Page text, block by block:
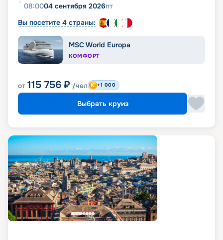
08:0004 сентября 2026пт
Вы посетите 4 страны:
MSC World Europa
КОМФОРТ
от 115 756 ₽ /чел +1 000
Выбрать круиз